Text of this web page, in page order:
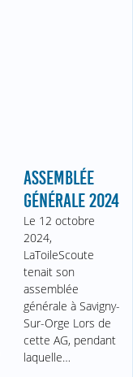
ASSEMBLÉE
GÉNÉRALE 2024
Le 12 octobre
2024,
LaToileScoute
tenait son
assemblée
générale à Savigny-
Sur-Orge Lors de
cette AG, pendant
laquelle…